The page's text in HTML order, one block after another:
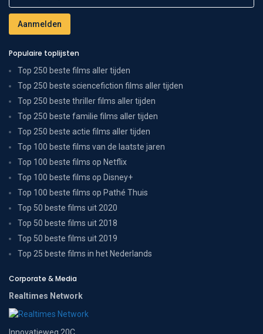
Populaire toplijsten
Top 250 beste films aller tijden
Top 250 beste sciencefiction films aller tijden
Top 250 beste thriller films aller tijden
Top 250 beste familie films aller tijden
Top 250 beste actie films aller tijden
Top 100 beste films van de laatste jaren
Top 100 beste films op Netflix
Top 100 beste films op Disney+
Top 100 beste films op Pathé Thuis
Top 50 beste films uit 2020
Top 50 beste films uit 2018
Top 50 beste films uit 2019
Top 25 beste films in het Nederlands
Corporate & Media
Realtimes Network
Innovatieweg 20C